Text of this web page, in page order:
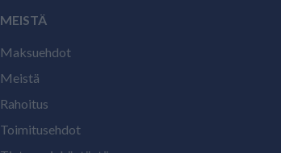
MEISTÄ
Maksuehdot
Meistä
Rahoitus
Toimitusehdot